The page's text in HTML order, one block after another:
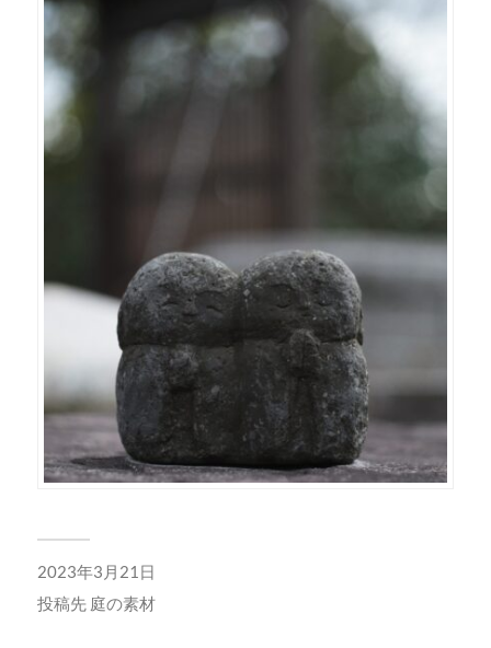
2023年3月21日
投稿先 庭の素材